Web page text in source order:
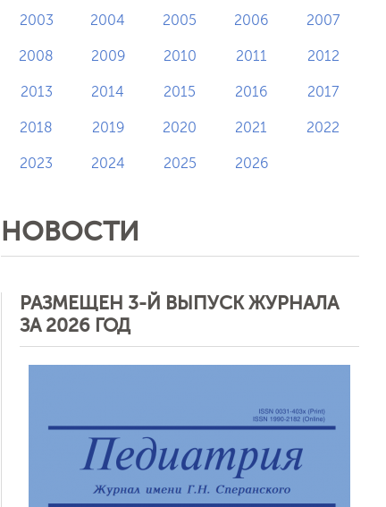
2003 2004 2005 2006 2007
2008 2009 2010 2011 2012
2013 2014 2015 2016 2017
2018 2019 2020 2021 2022
2023 2024 2025 2026
НОВОСТИ
РАЗМЕЩЕН 3-Й ВЫПУСК ЖУРНАЛА
ЗА 2026 ГОД